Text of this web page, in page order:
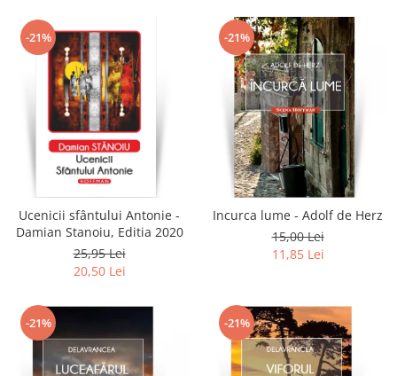
-21%
Ucenicii sfântului Antonie -
Damian Stanoiu, Editia 2020
25,95 Lei
20,50 Lei
-21%
Incurca lume - Adolf de Herz
15,00 Lei
11,85 Lei
-21% -21%